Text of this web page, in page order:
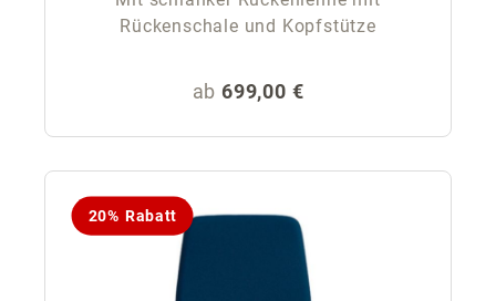
Rückenschale und Kopfstütze
Regulärer Preis:
ab 699,00 €
20% Rabatt